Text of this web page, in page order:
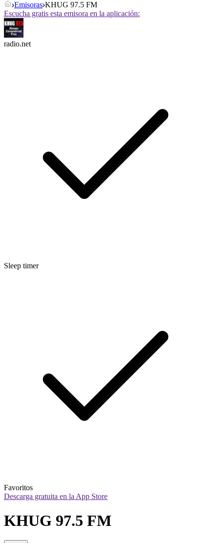
Emisoras KHUG 97.5 FM
Escucha gratis esta emisora en la aplicación:
radio.net
Sleep timer
Favoritos
Descarga gratuita en la App Store